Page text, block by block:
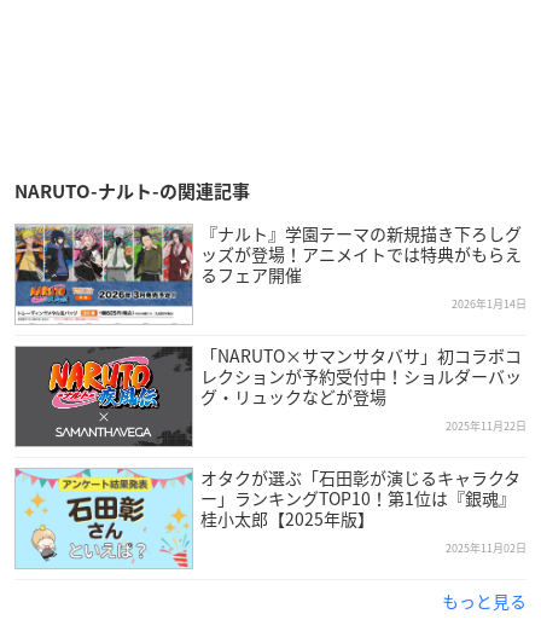
NARUTO-ナルト-の関連記事
『ナルト』学園テーマの新規描き下ろしグ
ッズが登場！アニメイトでは特典がもらえ
るフェア開催
2026年1月14日
「NARUTO×サマンサタバサ」初コラボコ
レクションが予約受付中！ショルダーバッ
グ・リュックなどが登場
2025年11月22日
オタクが選ぶ「石田彰が演じるキャラクタ
ー」ランキングTOP10！第1位は『銀魂』
桂小太郎【2025年版】
2025年11月02日
もっと見る